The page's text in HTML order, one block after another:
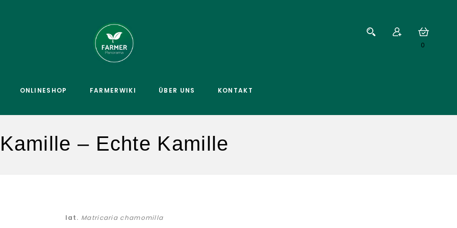
0
ONLINESHOP FARMERWIKI ÜBER UNS KONTAKT
Kamille – Echte Kamille
lat. Matricaria chamomilla